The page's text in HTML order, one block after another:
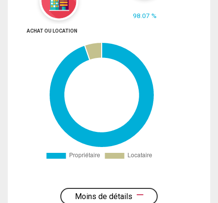
98.07 %
ACHAT OU LOCATION
Moins de détails